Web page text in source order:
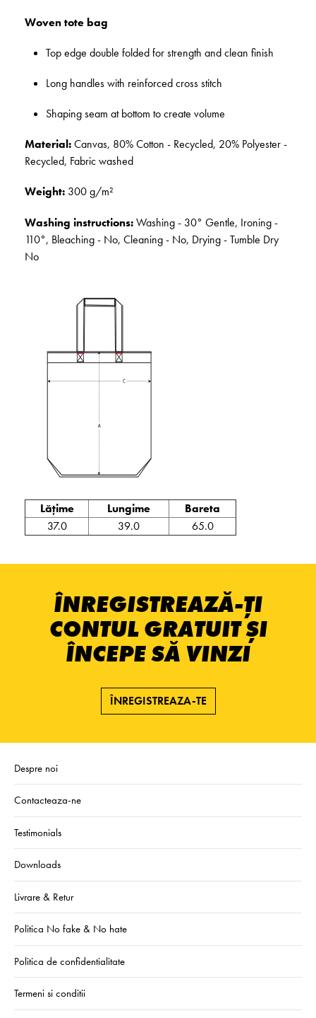
Woven tote bag
Top edge double folded for strength and clean finish
Long handles with reinforced cross stitch
Shaping seam at bottom to create volume
Material:Canvas, 80% Cotton - Recycled, 20% Polyester -
Recycled, Fabric washed
Weight: 300 g/m²
Washing instructions:Washing - 30° Gentle, Ironing -
110°, Bleaching - No, Cleaning - No, Drying - Tumble Dry
No
Lățime Lungime
Bareta
37.0
39.0 65.0
ÎNREGISTREAZĂ-ȚI
CONTUL GRATUIT ȘI
ÎNCEPE SĂ VINZI
ÎNREGISTREAZA-TE
Despre noi
Contacteaza-ne
Testimonials
Downloads
Livrare & Retur
Politica No fake & No hate
Politica de confidentialitate
Termeni si conditii